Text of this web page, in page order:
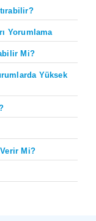
Yorumlama
Mi?
Yüksek
Mi?